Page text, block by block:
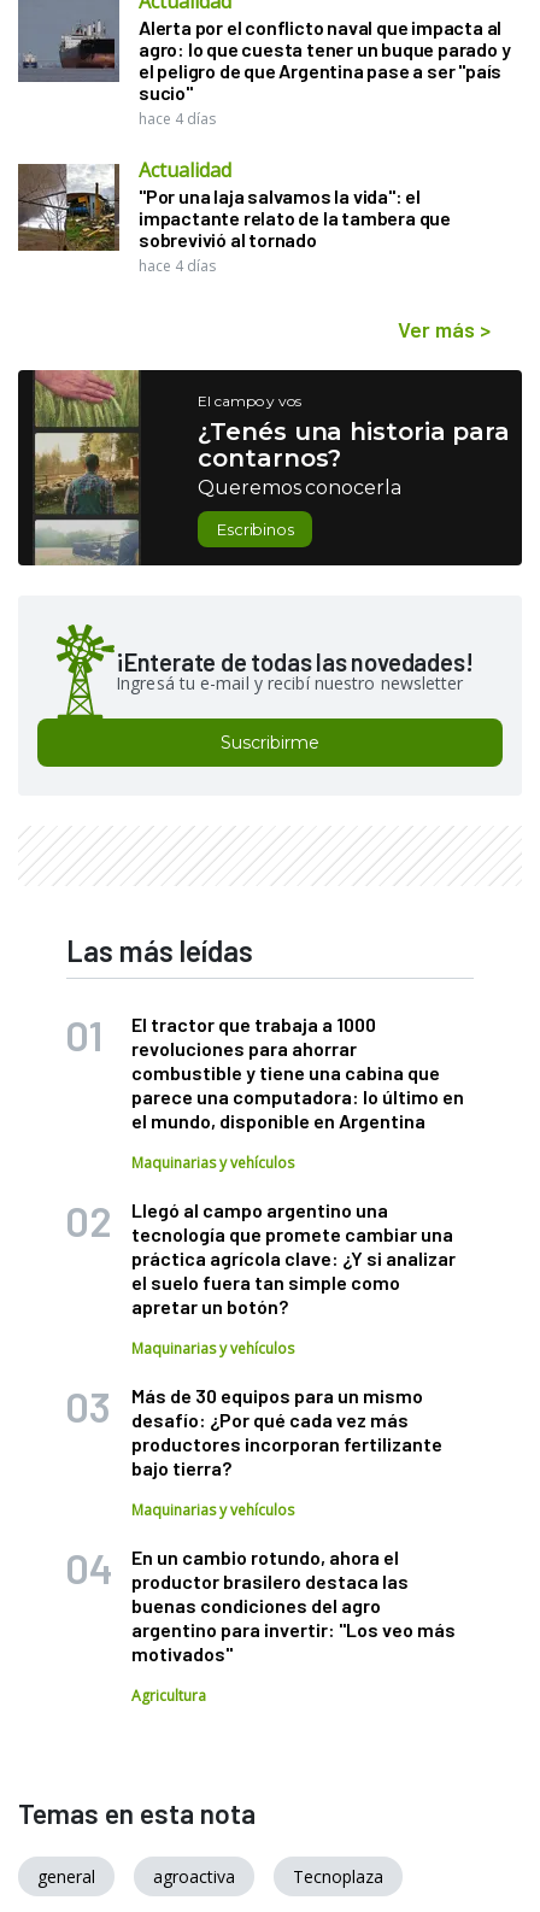
Alerta por el conflicto naval que impacta al
agro: lo que cuesta tener un buque parado y
el peligro de que Argentina pase a ser "país
sucio"
hace 4 días
Actualidad
"Por una laja salvamos la vida": el
impactante relato de la tambera que
sobrevivió al tornado
hace 4 días
Ver más >
El campo y vos
¿Tenés una historia para
contarnos?
Queremos conocerla
Escribinos
¡Enterate de todas las novedades!
Ingresá tu e-mail y recibí nuestro newsletter
Suscribirme
Las más leídas
El tractor que trabaja a 1000
revoluciones para ahorrar
combustible y tiene una cabina que
parece una computadora: lo último en
el mundo, disponible en Argentina
Maquinarias y vehículos
Llegó al campo argentino una
tecnología que promete cambiar una
práctica agrícola clave: ¿Y si analizar
el suelo fuera tan simple como
apretar un botón?
Maquinarias y vehículos
Más de 30 equipos para un mismo
desafío: ¿Por qué cada vez más
productores incorporan fertilizante
bajo tierra?
Maquinarias y vehículos
En un cambio rotundo, ahora el
productor brasilero destaca las
buenas condiciones del agro
argentino para invertir: "Los veo más
motivados"
Agricultura
Temas en esta nota
general agroactiva Tecnoplaza